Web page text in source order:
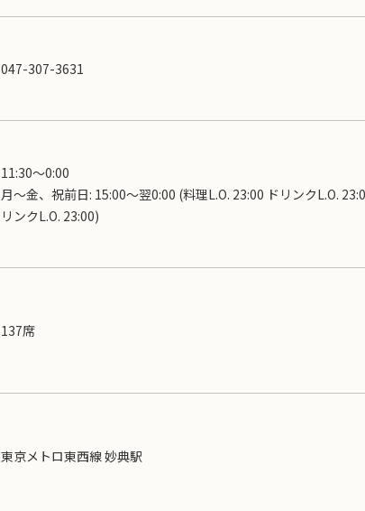
047-307-3631
11:30〜0:00
月～金、祝前日: 15:00～翌0:00 (料理L.O. 23:00 ドリンクL.O.
リンクL.O. 23:00)
137席
東京メトロ東西線 妙典駅